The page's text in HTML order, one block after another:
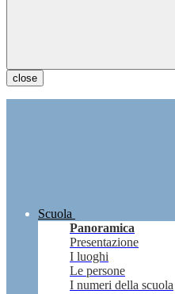
close
Scuola
Panoramica
Presentazione
I luoghi
Le persone
I numeri della scuola